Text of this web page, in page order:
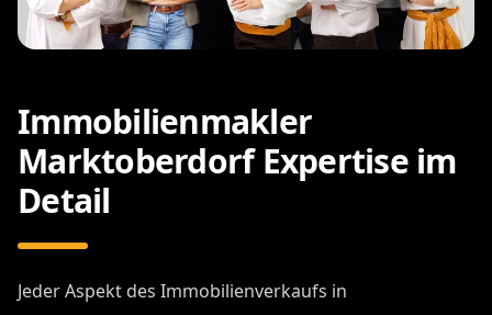
Immobilienmakler
Marktoberdorf Expertise im
Detail
Jeder Aspekt des Immobilienverkaufs in